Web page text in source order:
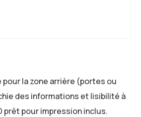
la zone arrière (portes ou
des informations et lisibilité à
prêt pour impression inclus.